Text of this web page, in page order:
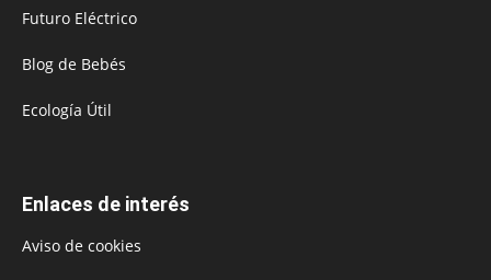
Futuro Eléctrico
Blog de Bebés
Ecología Útil
Enlaces de interés
Aviso de cookies